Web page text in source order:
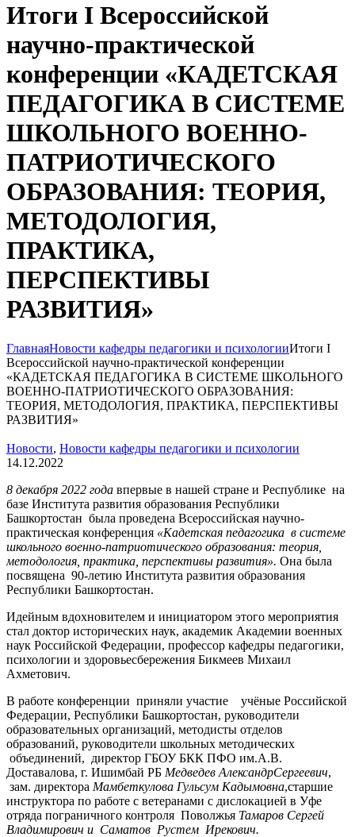
Итоги I Всероссийской
научно-практической
конференции «КАДЕТСКАЯ
ПЕДАГОГИКА В СИСТЕМЕ
ШКОЛЬНОГО ВОЕННО-
ПАТРИОТИЧЕСКОГО
ОБРАЗОВАНИЯ: ТЕОРИЯ,
МЕТОДОЛОГИЯ,
ПРАКТИКА,
ПЕРСПЕКТИВЫ
РАЗВИТИЯ»
ГлавнаяНовости кафедры педагогики и психологииИтоги I
Всероссийской научно-практической конференции
«КАДЕТСКАЯ ПЕДАГОГИКА В СИСТЕМЕ ШКОЛЬНОГО
ВОЕННО-ПАТРИОТИЧЕСКОГО ОБРАЗОВАНИЯ:
ТЕОРИЯ, МЕТОДОЛОГИЯ, ПРАКТИКА, ПЕРСПЕКТИВЫ
РАЗВИТИЯ»
Новости, Новости кафедры педагогики и психологии
14.12.2022
8 декабря 2022 года впервые в нашей стране и Республике на
базе Института развития образования Республики
Башкортостан была проведена Всероссийская научно-
практическая конференция «Кадетская педагогика в системе
школьного военно-патриотического образования: теория,
методология, практика, перспективы развития». Она была
посвящена 90-летию Института развития образования
Республики Башкортостан.
Идейным вдохновителем и инициатором этого мероприятия
стал доктор исторических наук, академик Академии военных
наук Российской Федерации, профессор кафедры педагогики,
психологии и здоровьесбережения Бикмеев Михаил
Ахметович.
В работе конференции приняли участие учёные Российской
Федерации, Республики Башкортостан, руководители
образовательных организаций, методисты отделов
образований, руководители школьных методических
объединений, директор ГБОУ БКК ПФО им.А.В.
Доставалова, г. Ишимбай РБ Медведев АлександрСергеевич,
зам. директора Мамбеткулова Гульсум Кадымовна,старшие
инструктора по работе с ветеранами с дислокацией в Уфе
отряда пограничного контроля Поволжья Тамаров Сергей
Владимирович и Саматов Рустем Ирекович.